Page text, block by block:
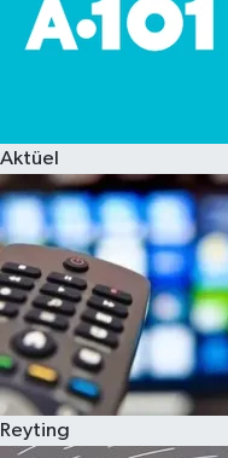
Aktüel
Reyting